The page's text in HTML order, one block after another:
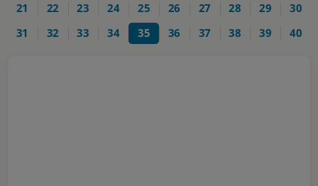
21
22 23 24 25 26 27 28 29
30
31
32 33 34 35 36 37 38 39 40